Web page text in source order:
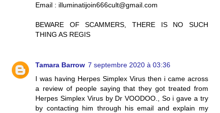
Email : illuminatijoin666cult@gmail.com
BEWARE OF SCAMMERS, THERE IS NO SUCH
THING AS REGIS
Tamara Barrow 7 septembre 2020 à 03:36
I was having Herpes Simplex Virus then i came across
a review of people saying that they got treated from
Herpes Simplex Virus by Dr VOODOO., So i gave a try
by contacting him through his email and explain my